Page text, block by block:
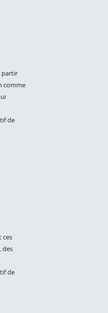
partir
comme
de
ces
des
de